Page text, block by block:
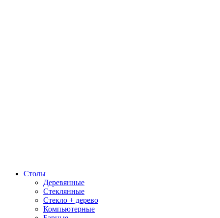
Столы
Деревянные
Стеклянные
Стекло + дерево
Компьютерные